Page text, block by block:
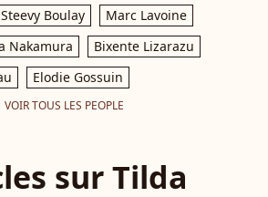
Steevy Boulay
Marc Lavoine
Nakamura
Bixente Lizarazu
Elodie Gossuin
VOIR TOUS LES PEOPLE
sur Tilda